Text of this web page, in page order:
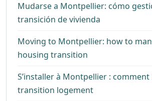
Mudarse a Montpellier: cómo
transición de vivienda
Moving to Montpellier: how to
housing transition
S’installer à Montpellier :
transition logement